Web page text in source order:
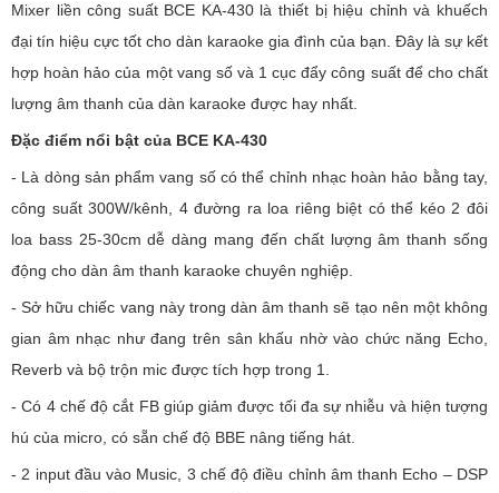
Mixer liền công suất BCE KA-430 là thiết bị hiệu chỉnh và khuếch
đại tín hiệu cực tốt cho dàn karaoke gia đình của bạn. Đây là sự kết
hợp hoàn hảo của một vang số và 1 cục đẩy công suất để cho chất
lượng âm thanh của dàn karaoke được hay nhất.
Đặc điểm nổi bật của BCE KA-430
- Là dòng sản phẩm vang số có thể chỉnh nhạc hoàn hảo bằng tay,
công suất 300W/kênh, 4 đường ra loa riêng biệt có thể kéo 2 đôi
loa bass 25-30cm dễ dàng mang đến chất lượng âm thanh sống
động cho dàn âm thanh karaoke chuyên nghiệp.
- Sở hữu chiếc vang này trong dàn âm thanh sẽ tạo nên một không
gian âm nhạc như đang trên sân khấu nhờ vào chức năng Echo,
Reverb và bộ trộn mic được tích hợp trong 1.
- Có 4 chế độ cắt FB giúp giảm được tối đa sự nhiễu và hiện tượng
hú của micro, có sẵn chế độ BBE nâng tiếng hát.
- 2 input đầu vào Music, 3 chế độ điều chỉnh âm thanh Echo – DSP